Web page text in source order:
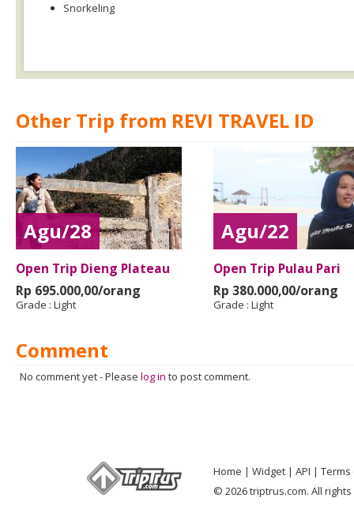
Snorkeling
Other Trip from REVI TRAVEL ID
Agu/28
Open Trip Dieng Plateau
Rp 695.000,00/orang
Grade : Light
Agu/22
Open Trip Pulau Pari
Rp 380.000,00/orang
Grade : Light
Comment
No comment yet-Please log in to post comment.
Home Widget API
Terms
© 2026 triptrus.com. All